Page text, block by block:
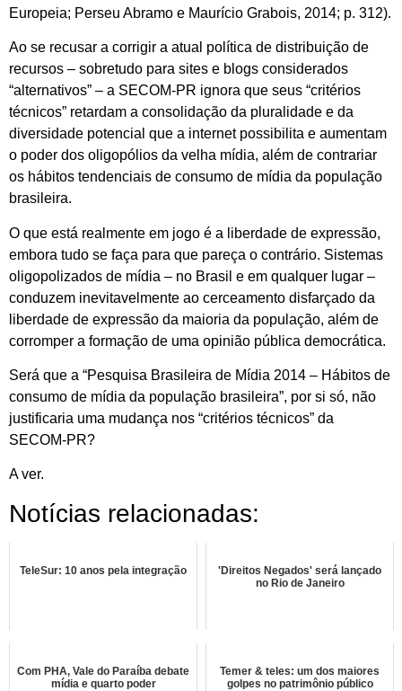
Europeia; Perseu Abramo e Maurício Grabois, 2014; p. 312).
Ao se recusar a corrigir a atual política de distribuição de
recursos – sobretudo para sites e blogs considerados
“alternativos” – a SECOM-PR ignora que seus “critérios
técnicos” retardam a consolidação da pluralidade e da
diversidade potencial que a internet possibilita e aumentam
o poder dos oligopólios da velha mídia, além de contrariar
os hábitos tendenciais de consumo de mídia da população
brasileira.
O que está realmente em jogo é a liberdade de expressão,
embora tudo se faça para que pareça o contrário. Sistemas
oligopolizados de mídia – no Brasil e em qualquer lugar –
conduzem inevitavelmente ao cerceamento disfarçado da
liberdade de expressão da maioria da população, além de
corromper a formação de uma opinião pública democrática.
Será que a “Pesquisa Brasileira de Mídia 2014 – Hábitos de
consumo de mídia da população brasileira”, por si só, não
justificaria uma mudança nos “critérios técnicos” da
SECOM-PR?
A ver.
Notícias relacionadas:
TeleSur: 10 anos pela integração
'Direitos Negados' será lançado
no Rio de Janeiro
Com PHA, Vale do Paraíba debate
mídia e quarto poder
Temer & teles: um dos maiores
golpes no patrimônio público